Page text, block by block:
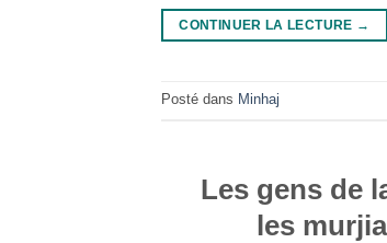
CONTINUER LA LECTURE →
Posté dans Minhaj
Les gens de
les